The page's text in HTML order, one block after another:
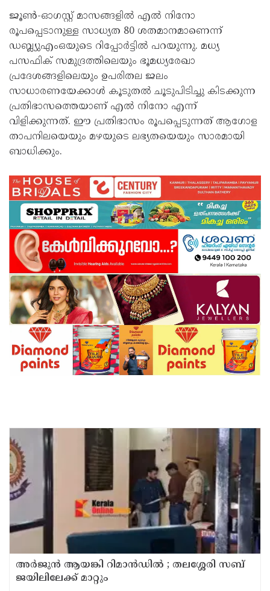
ജൂൺ-ഓഗസ്റ്റ് മാസങ്ങളിൽ എൽ നിനോ
രൂപപ്പെടാനുള്ള സാധ്യത 80 ശതമാനമാണെന്ന്
ഡബ്ല്യുഎംഒയുടെ റിപ്പോർട്ടിൽ പറയുന്നു. മധ്യ
പസഫിക് സമുദ്രത്തിലെയും ഭൂമധ്യരേഖാ
പ്രദേശങ്ങളിലെയും ഉപരിതല ജലം
സാധാരണയേക്കാൾ കൂടുതൽ ചൂടുപിടിച്ചു കിടക്കുന്ന
പ്രതിഭാസത്തെയാണ് എൽ നിനോ എന്ന്
വിളിക്കുന്നത്. ഈ പ്രതിഭാസം രൂപപ്പെടുന്നത് ആഗോള
താപനിലയെയും മഴയുടെ ലഭ്യതയെയും സാരമായി
ബാധിക്കും.
അര്‍ജുന്‍ ആയങ്കി റിമാന്‍ഡില്‍ ; തലശ്ശേരി സബ്
ജയിലിലേക്ക് മാറ്റും